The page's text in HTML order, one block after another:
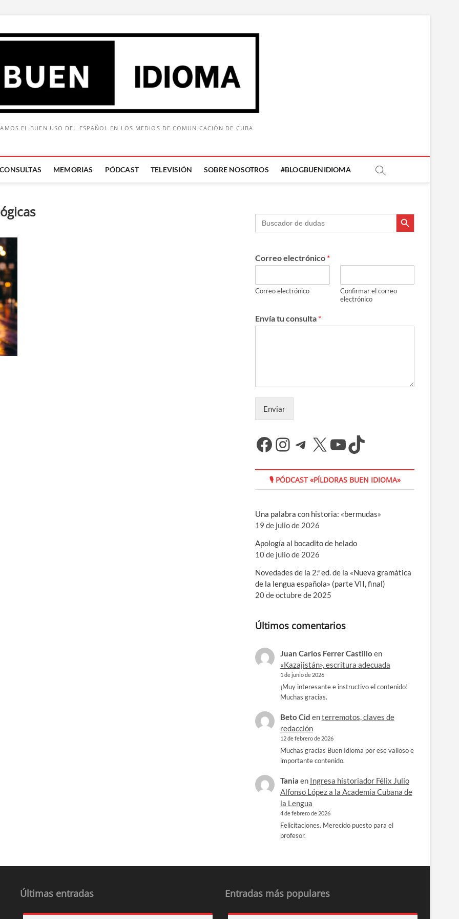
EL BUEN USO DEL ESPAÑOL EN LOS MEDIOS DE COMUNICACIÓN DE CUBA
CONSULTAS MEMORIAS PÓDCAST TELEVISIÓN SOBRE NOSOTROS #BLOGBUENIDIOMA
Buscar: Botón de búsqueda
Buscar: Botón de búsqueda
Correo electrónico *
Correo electrónico
Confirmar el correo
electrónico
Envía tu consulta *
Enviar
Facebook
Instagram
Telegram
X YouTube
TikTok
🎙 PÓDCAST «PÍLDORAS BUEN IDIOMA»
Una palabra con historia: «bermudas»
19 de julio de 2026
Apología al bocadito de helado
10 de julio de 2026
Novedades de la 2.ª ed. de la «Nueva gramática
de la lengua española» (parte VII, final)
20 de octubre de 2025
Últimos comentarios
Juan Carlos Ferrer Castillo en
«Kazajistán», escritura adecuada
1 de junio de 2026
¡Muy interesante e instructivo el contenido!
Muchas gracias.
Beto Cid enterremotos, claves de
redacción
12 de febrero de 2026
Muchas gracias Buen Idioma por ese valioso e
importante contenido.
Tania en Ingresa historiador Félix Julio
Alfonso López a la Academia Cubana de
la Lengua
4 de febrero de 2026
Felicitaciones. Merecido puesto para el
profesor.
Últimas entradas Entradas más populares